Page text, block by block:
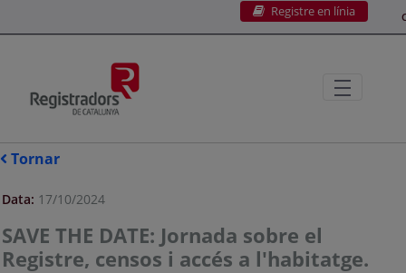
Registre en línia
Tornar
Data: 17/10/2024
SAVE THE DATE: Jornada sobre el
Registre, censos i accés a l'habitatge.